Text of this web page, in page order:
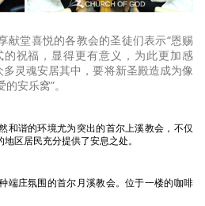
献堂喜悦的各教会的圣徒们表示“恩赐
祝福，显得更有意义，为此更加感
多灵魂安居其中，要将新圣殿造成为像
安乐窝”。
和谐的环境尤为突出的首尔上溪教会，不仅
区居民充分提供了安息之处。
端庄氛围的首尔月溪教会。位于一楼的咖啡